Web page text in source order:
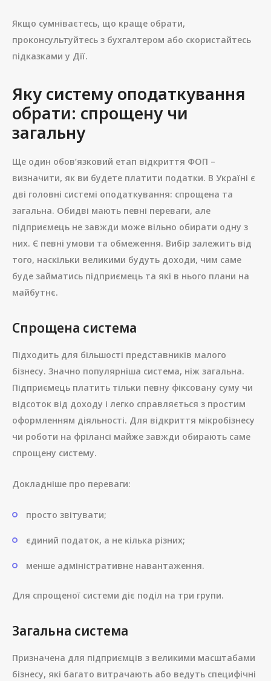
Якщо сумніваєтесь, що краще обрати,
проконсультуйтесь з бухгалтером або скористайтесь
підказками у Дії.
Яку систему оподаткування
обрати: спрощену чи
загальну
Ще один обов’язковий етап відкриття ФОП –
визначити, як ви будете платити податки. В Україні є
дві головні системі оподаткування: спрощена та
загальна. Обидві мають певні переваги, але
підприємець не завжди може вільно обирати одну з
них. Є певні умови та обмеження. Вибір залежить від
того, наскільки великими будуть доходи, чим саме
буде займатись підприємець та які в нього плани на
майбутнє.
Спрощена система
Підходить для більшості представників малого
бізнесу. Значно популярніша система, ніж загальна.
Підприємець платить тільки певну фіксовану суму чи
відсоток від доходу і легко справляється з простим
оформленням діяльності. Для відкриття мікробізнесу
чи роботи на фрілансі майже завжди обирають саме
спрощену систему.
Докладніше про переваги:
просто звітувати;
єдиний податок, а не кілька різних;
менше адміністративне навантаження.
Для спрощеної системи діє поділ на три групи.
Загальна система
Призначена для підприємців з великими масштабами
бізнесу, які багато витрачають або ведуть специфічні